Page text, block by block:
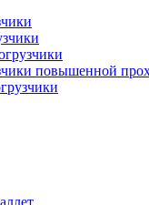
повышенной